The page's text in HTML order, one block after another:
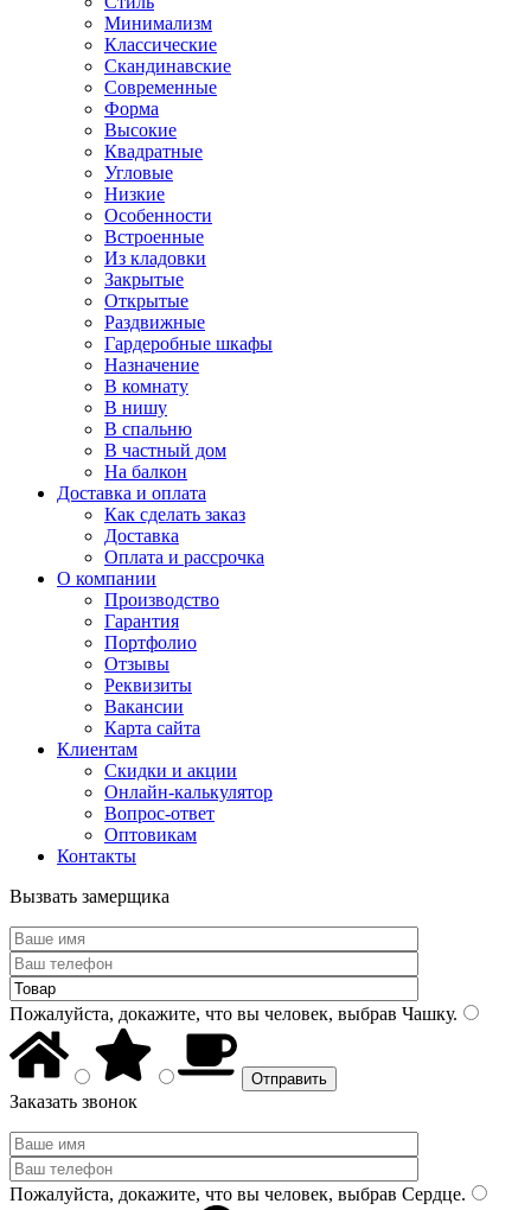
Минимализм
Классические
Скандинавские
Современные
Форма
Высокие
Квадратные
Угловые
Низкие
Особенности
Встроенные
Из кладовки
Закрытые
Открытые
Раздвижные
Гардеробные шкафы
Назначение
В комнату
В нишу
В спальню
В частный дом
На балкон
Доставка и оплата
Как сделать заказ
Доставка
Оплата и рассрочка
О компании
Производство
Гарантия
Портфолио
Отзывы
Реквизиты
Вакансии
Карта сайта
Клиентам
Скидки и акции
Онлайн-калькулятор
Вопрос-ответ
Оптовикам
Контакты
Вызвать замерщика
Пожалуйста, докажите, что вы человек, выбрав Чашку.
Заказать звонок
Пожалуйста, докажите, что вы человек, выбрав Сердце.